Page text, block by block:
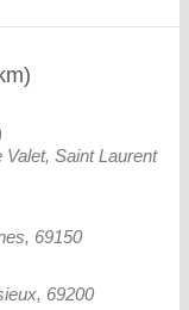
Saint Laurent
69150
69200